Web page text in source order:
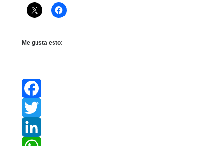
Me gusta esto:
F
aT